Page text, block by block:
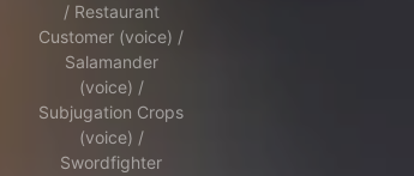
/ Restaurant
Customer (voice) /
Salamander
(voice) /
Subjugation Crops
(voice) /
Swordfighter